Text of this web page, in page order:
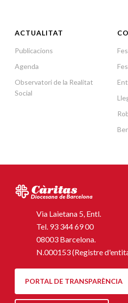
ACTUALITAT
Publicacions
Agenda
Observatori de la Realitat
Social
Via Laietana 5, Entl.
Tel. 93 344 69 00
08003 Barcelona.
N.000153 (Registre
PORTAL DE TRANSPARÈNCIA